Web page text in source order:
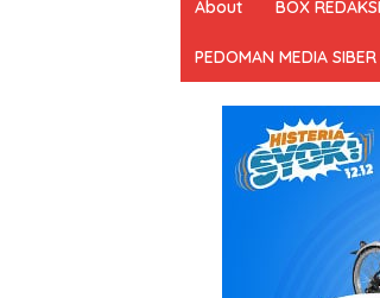
About BOX REDAKSI
PEDOMAN MEDIA SIBER